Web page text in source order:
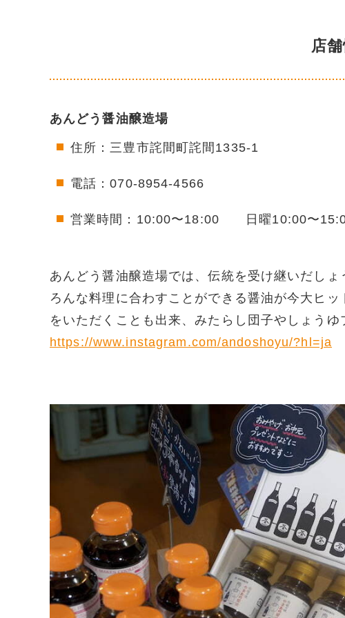
店
あんどう醤油醸造場
住所：三豊市詫間町詫間1335-1
電話：070-8954-4566
営業時間：10:00〜18:00 日曜10:00〜
あんどう醤油醸造場では、伝統を受け継いだし
ろんな料理に合わすことができる醤油が今大ヒ
をいただくことも出来、みたらし団子やしょうゆ
https://www.instagram.com/andoshoyu/?hl=ja